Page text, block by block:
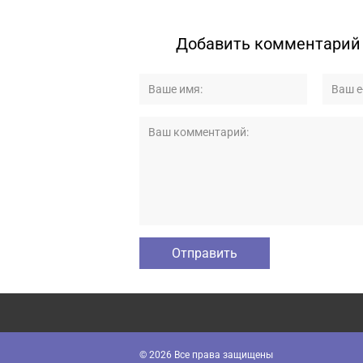
Добавить комментарий
© 2026 Все права защищены